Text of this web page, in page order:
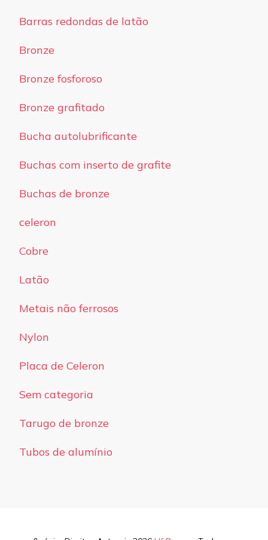
Barras redondas de latão
Bronze
Bronze fosforoso
Bronze grafitado
Bucha autolubrificante
Buchas com inserto de grafite
Buchas de bronze
celeron
Cobre
Latão
Metais não ferrosos
Nylon
Placa de Celeron
Sem categoria
Tarugo de bronze
Tubos de alumínio